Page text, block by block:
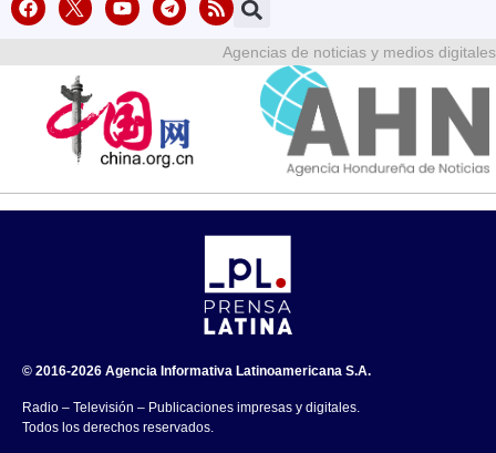
Agencias de noticias y medios digitales
© 2016-2026 Agencia Informativa Latinoamericana S.A.
Radio – Televisión – Publicaciones impresas y digitales.
Todos los derechos reservados.